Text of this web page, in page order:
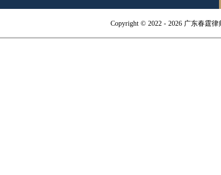
Copyright © 2022 - 2026 广东春霆